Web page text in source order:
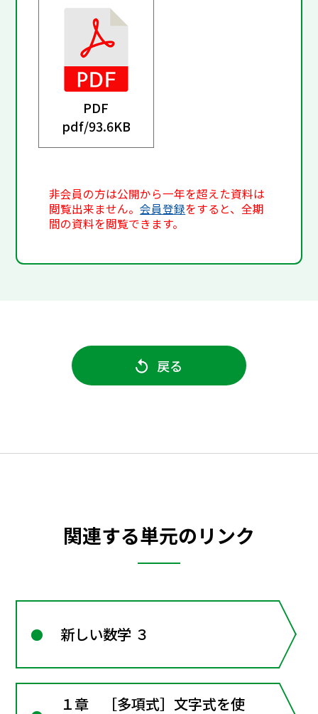
PDF
pdf/93.6KB
非会員の方は公開から一年を超えた資料は
閲覧出来ません。会員登録をすると、全期
間の資料を閲覧できます。
戻る
関連する単元のリンク
新しい数学 ３
１章 ［多項式］文字式を使